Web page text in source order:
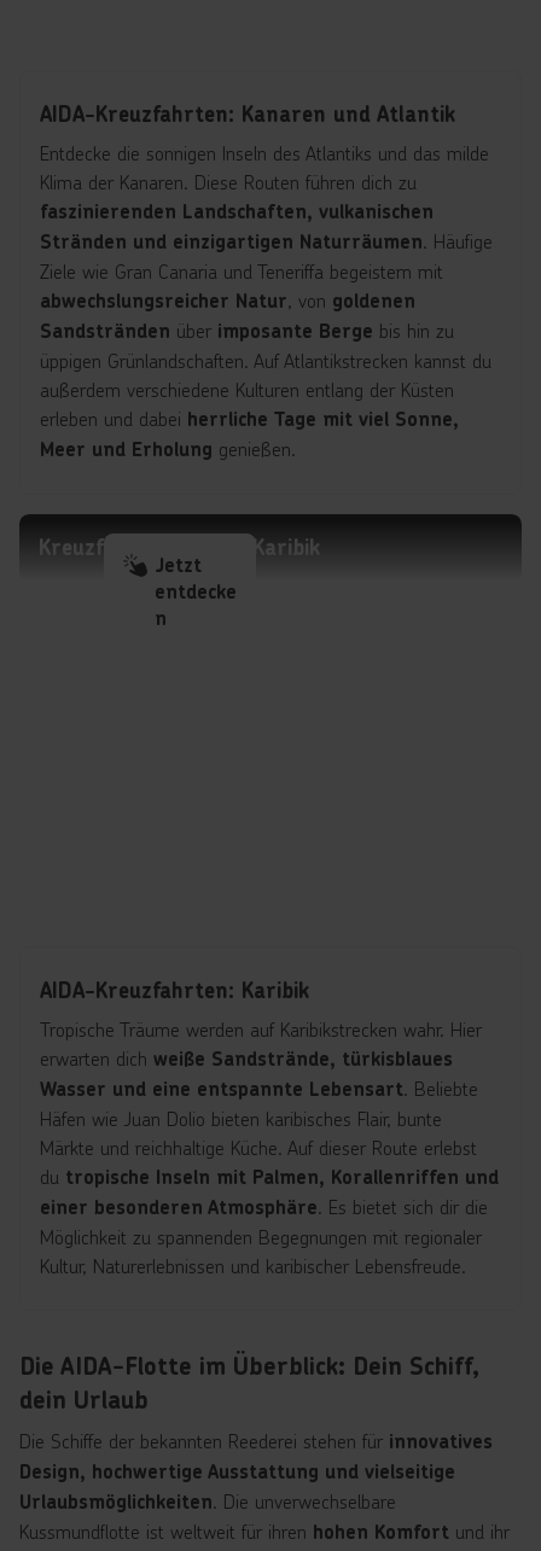
AIDA-Kreuzfahrten: Kanaren und Atlantik
Entdecke die sonnigen Inseln des Atlantiks und das milde
Klima der Kanaren. Diese Routen führen dich zu
faszinierenden Landschaften, vulkanischen
Stränden und einzigartigen Naturräumen. Häufige
Ziele wie Gran Canaria und Teneriffa begeistern mit
abwechslungsreicher Natur, von goldenen
Sandstränden über imposante Berge bis hin zu
üppigen Grünlandschaften. Auf Atlantikstrecken kannst du
außerdem verschiedene Kulturen entlang der Küsten
erleben und dabei herrliche Tage mit viel Sonne,
Meer und Erholung genießen.
Kreuzfahrten Region Karibik
Jetzt
entdecke
n
AIDA-Kreuzfahrten: Karibik
Tropische Träume werden auf Karibikstrecken wahr. Hier
erwarten dich weiße Sandstrände, türkisblaues
Wasser und eine entspannte Lebensart. Beliebte
Häfen wie Juan Dolio bieten karibisches Flair, bunte
Märkte und reichhaltige Küche. Auf dieser Route erlebst
du tropische Inseln mit Palmen, Korallenriffen und
einer besonderen Atmosphäre. Es bietet sich dir die
Möglichkeit zu spannenden Begegnungen mit regionaler
Kultur, Naturerlebnissen und karibischer Lebensfreude.
Die AIDA-Flotte im Überblick: Dein Schiff,
dein Urlaub
Die Schiffe der bekannten Reederei stehen für innovatives
Design, hochwertige Ausstattung und vielseitige
Urlaubsmöglichkeiten. Die unverwechselbare
Kussmundflotte ist weltweit für ihren hohen Komfort und ihr